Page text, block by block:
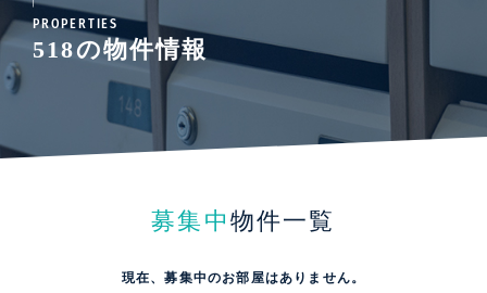
PROPERTIES
518の物件情報
募集中 物件一覧
現在、募集中のお部屋はありません。